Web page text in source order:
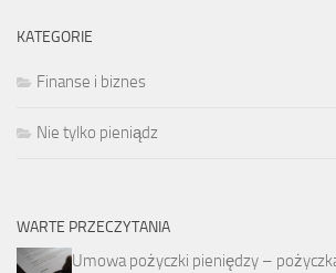
KATEGORIE
Finanse i biznes
Nie tylko pieniądz
WARTE PRZECZYTANIA
Umowa pożyczki pieniędzy –